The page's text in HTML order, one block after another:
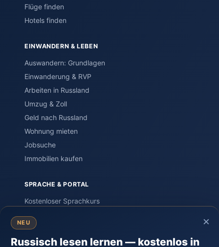
Flüge finden
Hotels finden
EINWANDERN & LEBEN
Auswandern: Grundlagen
Einwanderung & RVP
Arbeiten in Russland
Umzug & Zoll
Geld nach Russland
Wohnung mieten
Jobsuche
Immobilien kaufen
SPRACHE & PORTAL
Kostenloser Sprachkurs
Einstufungstest
Sprachreisen
PORTAL – Community
×
NEU
Russisch lesen lernen — kostenlos in